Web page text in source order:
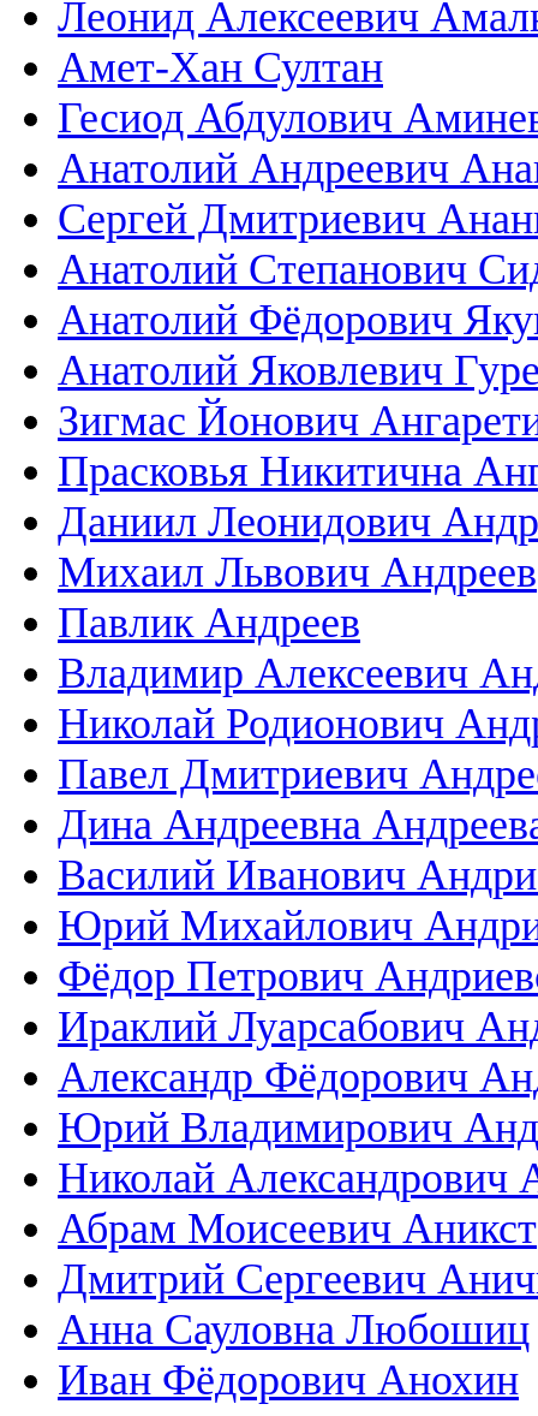
Леонид Алексеевич
Амет-Хан Султан
Гесиод Абдулович
Анатолий Андреевич
Сергей Дмитриевич
Анатолий Степанович
Анатолий Фёдорович
Анатолий Яковлевич
Зигмас Йонович
Прасковья Никитична
Даниил Леонидович
Михаил Львович Андреев
Павлик Андреев
Владимир Алексеевич
Николай Родионович
Павел Дмитриевич
Дина Андреевна
Василий Иванович
Юрий Михайлович
Фёдор Петрович
Ираклий Луарсабович
Александр Фёдорович
Юрий Владимирович
Николай Александрович
Абрам Моисеевич Аникст
Дмитрий Сергеевич
Анна Сауловна Любошиц
Иван Фёдорович Анохин